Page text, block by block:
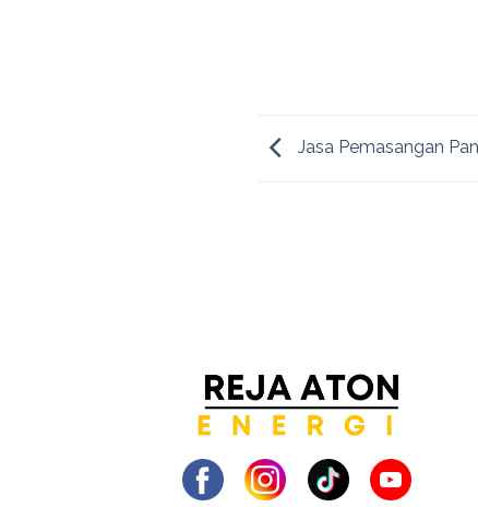
Jasa Pemasangan